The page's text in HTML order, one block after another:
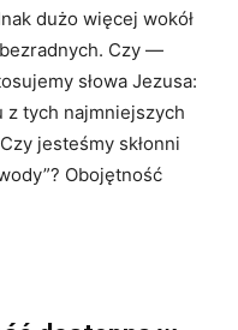
dużo więcej wokół
Czy —
słowa Jezusa:
z tych najmniejszych
jesteśmy skłonni
Obojętność